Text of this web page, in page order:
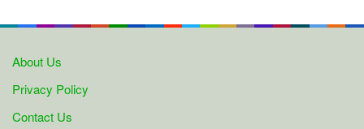
About Us
Privacy Policy
Contact Us